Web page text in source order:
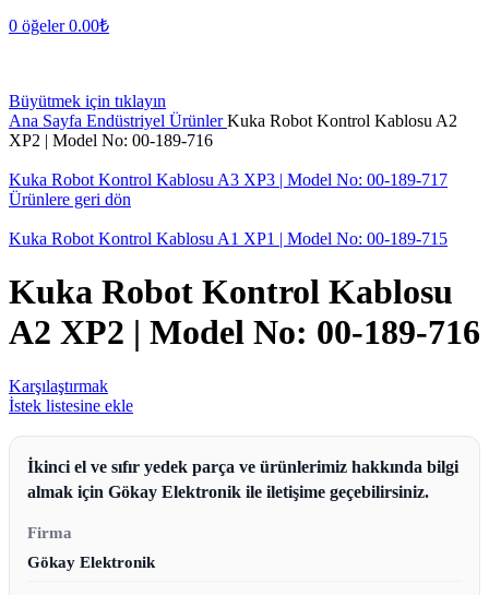
0 öğeler 0.00₺
Büyütmek için tıklayın
Ana Sayfa Endüstriyel ÜrünlerKuka Robot Kontrol Kablosu A2
XP2 | Model No: 00-189-716
Kuka Robot Kontrol Kablosu A3 XP3 | Model No: 00-189-717
Ürünlere geri dön
Kuka Robot Kontrol Kablosu A1 XP1 | Model No: 00-189-715
Kuka Robot Kontrol Kablosu
A2 XP2 | Model No: 00-189-716
Karşılaştırmak
İstek listesine ekle
İkinci el ve sıfır yedek parça ve ürünlerimiz hakkında bilgi
almak için Gökay Elektronik ile iletişime geçebilirsiniz.
Firma
Gökay Elektronik